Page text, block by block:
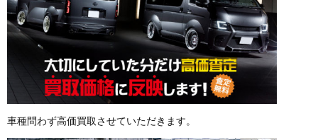
車種問わず高価買取させていただきます。